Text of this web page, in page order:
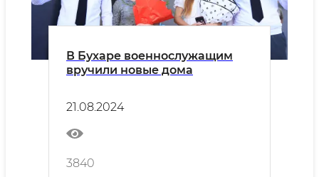
В Бухаре военнослужащим
вручили новые дома
21.08.2024
3840